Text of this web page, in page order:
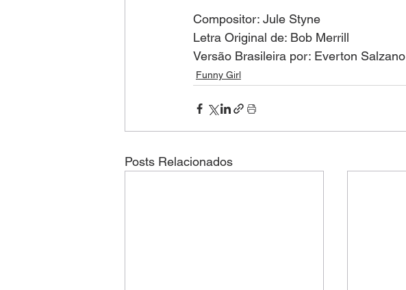
Compositor: Jule Styne
Letra Original de: Bob Merrill
Versão Brasileira por: Everton Salzano
Funny Girl
Posts Relacionados